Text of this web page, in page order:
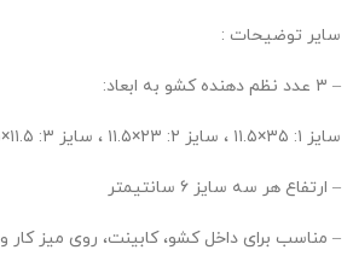
سایر توضیحات :
– ۳ عدد نظم دهنده کشو به ابعاد:
سایز ۱: ۳۵×۱۱.۵ ، سایز ۲: ۲۳×۱۱.۵ ، سایز ۳: ۱۱.۵×۱۱.۵
– ارتفاع هر سه سایز ۶ سانتیمتر
– مناسب برای داخل کشو، کابینت، روی میز کار